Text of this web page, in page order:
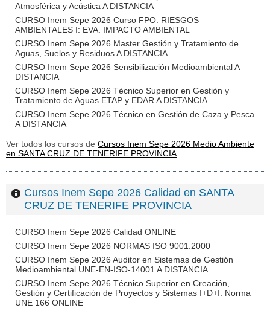
Atmosférica y Acústica A DISTANCIA
CURSO Inem Sepe 2026 Curso FPO: RIESGOS
AMBIENTALES I: EVA. IMPACTO AMBIENTAL
CURSO Inem Sepe 2026 Master Gestión y Tratamiento de
Aguas, Suelos y Residuos A DISTANCIA
CURSO Inem Sepe 2026 Sensibilización Medioambiental A
DISTANCIA
CURSO Inem Sepe 2026 Técnico Superior en Gestión y
Tratamiento de Aguas ETAP y EDAR A DISTANCIA
CURSO Inem Sepe 2026 Técnico en Gestión de Caza y Pesca
A DISTANCIA
Ver todos los cursos de Cursos Inem Sepe 2026 Medio Ambiente
en SANTA CRUZ DE TENERIFE PROVINCIA
Cursos Inem Sepe 2026 Calidad en SANTA
CRUZ DE TENERIFE PROVINCIA
CURSO Inem Sepe 2026 Calidad ONLINE
CURSO Inem Sepe 2026 NORMAS ISO 9001:2000
CURSO Inem Sepe 2026 Auditor en Sistemas de Gestión
Medioambiental UNE-EN-ISO-14001 A DISTANCIA
CURSO Inem Sepe 2026 Técnico Superior en Creación,
Gestión y Certificación de Proyectos y Sistemas I+D+I. Norma
UNE 166 ONLINE